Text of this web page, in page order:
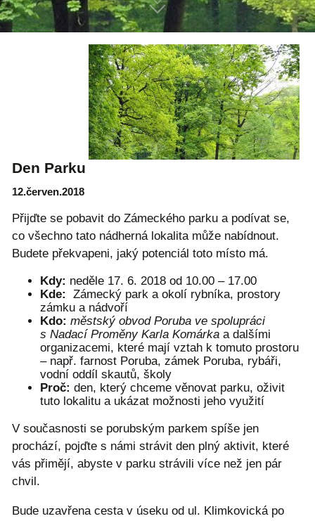
Den Parku
12.červen.2018
Přijďte se pobavit do Zámeckého parku a podívat se,
co všechno tato nádherná lokalita může nabídnout.
Budete překvapeni, jaký potenciál toto místo má.
Kdy: neděle 17. 6. 2018 od 10.00 – 17.00
Kde:
Zámecký park a okolí rybníka, prostory
zámku a nádvoří
Kdo: městský obvod Poruba ve spolupráci
s Nadací Proměny Karla Komárka a dalšími
organizacemi, které mají vztah k tomuto prostoru
– např. farnost Poruba, zámek Poruba, rybáři,
vodní oddíl skautů, školy
Proč: den, který chceme věnovat parku, oživit
tuto lokalitu a ukázat možnosti jeho využití
V současnosti se porubským parkem spíše jen
prochází, pojďte s námi strávit den plný aktivit, které
vás přimějí, abyste v parku strávili více než jen pár
chvil.
Bude uzavřena cesta v úseku od ul. Klimkovická po